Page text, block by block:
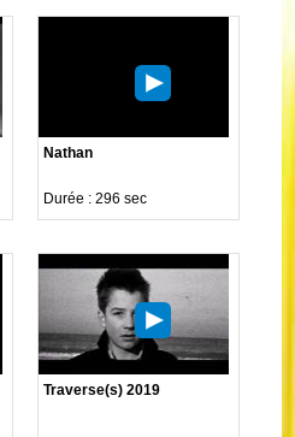
Nathan
Durée : 296 sec
Traverse(s) 2019